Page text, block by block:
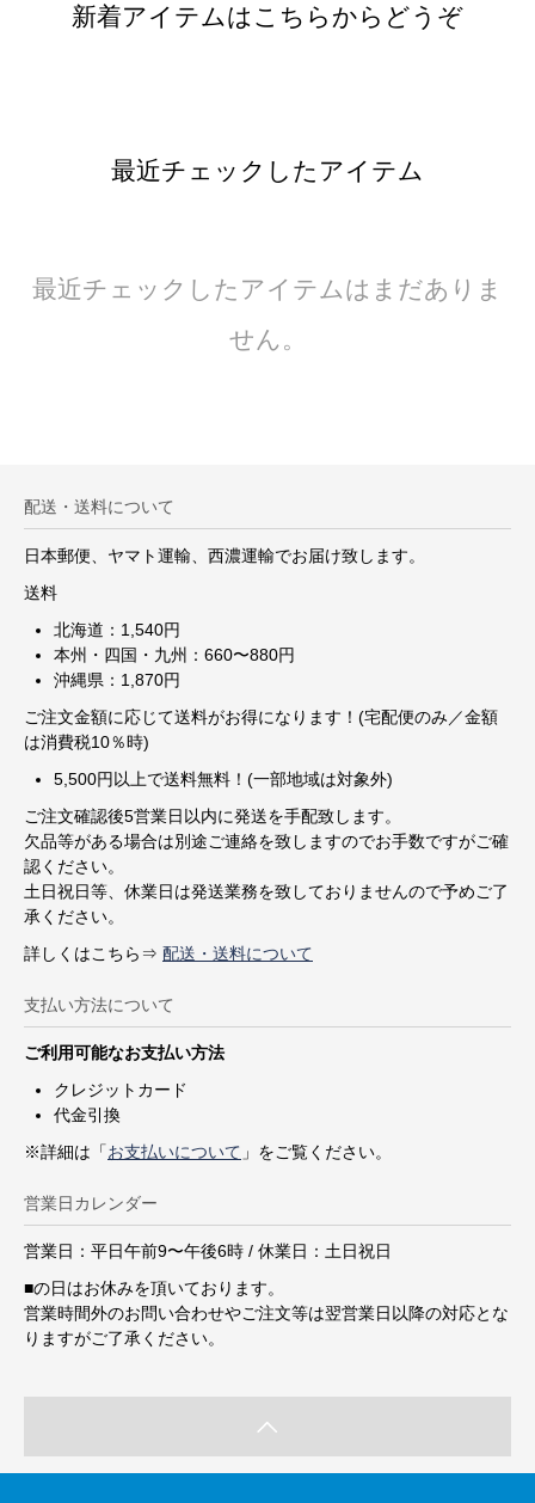
新着アイテムはこちらからどうぞ
最近チェックしたアイテム
最近チェックしたアイテムはまだありま
せん。
配送・送料について
日本郵便、ヤマト運輸、西濃運輸でお届け致します。
送料
北海道：1,540円
本州・四国・九州：660〜880円
沖縄県：1,870円
ご注文金額に応じて送料がお得になります！(宅配便のみ／金額
は消費税10％時)
5,500円以上で送料無料！(一部地域は対象外)
ご注文確認後5営業日以内に発送を手配致します。
欠品等がある場合は別途ご連絡を致しますのでお手数ですがご確
認ください。
土日祝日等、休業日は発送業務を致しておりませんので予めご了
承ください。
詳しくはこちら⇒ 配送・送料について
支払い方法について
ご利用可能なお支払い方法
クレジットカード
代金引換
※詳細は「お支払いについて 」をご覧ください。
営業日カレンダー
営業日：平日午前9〜午後6時 / 休業日：土日祝日
■の日はお休みを頂いております。
営業時間外のお問い合わせやご注文等は翌営業日以降の対応とな
りますがご了承ください。